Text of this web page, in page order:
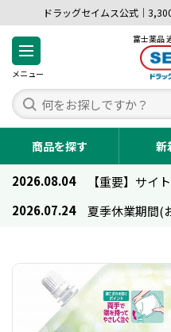
ドラッグセイムス公式｜
メニュー
富士薬品
商品を探す 新
2026.08.04
2026.07.24